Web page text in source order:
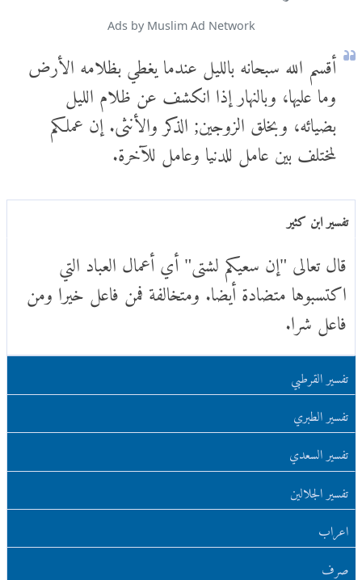
Ads by Muslim Ad Network
أقسم الله سبحانه بالليل عندما يغطي بظلامه الأرض
وما عليها، وبالنهار إذا انكشف عن ظلام الليل
بضيائه، وبخلق الزوجين; الذكر والأنثى. إن عملكم
لمختلف بين عامل للدنيا وعامل للآخرة.
تفسير ابن كثير
قال تعالى "إن سعيكم لشتى" أي أعمال العباد التي
اكتسبوها متضادة أيضا. ومتخالفة فمن فاعل خيرا ومن
فاعل شرا.
تفسير القرطبي
تفسير الطبري
تفسير السعدي
تفسير الجلالين
اعراب
صرف